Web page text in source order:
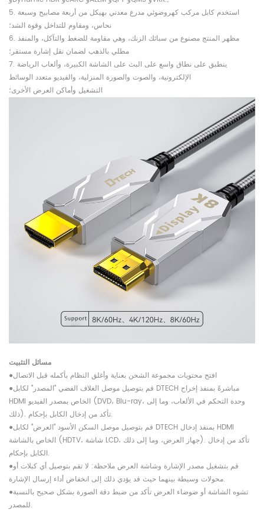
5. استخدم كابل مركب كهروضوئي مدرع معدني بهيكل من أربعة مصابيح وسبعة
نحاس، ومقاوم للتداخل وقوة الشد؛
6. مظهر المنتج مصنوع من سبائك الزنك، وهي مقاومة للضغط والتآكل، والمنفذ
مطلي بالذهب لضمان نقل إشارة مستقر؛
7. ينطبق على نطاق واسع على البث على الشاشة الكبيرة، وألعاب الرياضة
الإلكترونية، والصوت والصورة المنزلية، والفيديو متعدد الوسائط
التشغيل وأماكن العرض الأخرى؛
مسائل التثبيت
●افتح محتويات مجموعة الشحن بعناية وأغلق النظام بأكمله قبل الاتصال
●قم بتوصيل موصل الغلاف الفضي "المصدر" لكابل DTECH مباشرةً بمنفذ إخراج
HDMI الخاص بمصدر الفيديو (DVD، Blu-ray، وحدة التحكم في الألعاب، وما إلى
ذلك). تأكد من إدخال الكابل بإحكام.
●قم بتوصيل موصل السكن الأسود "العرض" لكابل DTECH بمنفذ إدخال HDMI
الخاص بالشاشة (HDTV، شاشة LCD، جهاز العرض، وما إلى ذلك). تأكد من إدخال
الكابل بإحكام.
●قم بتشغيل مصدر الإشارة وشاشة العرض ملاحظة: لا تقم بتوصيل أي كبلات أو
محولات وسيطة بينهما حيث قد يؤدي ذلك إلى انخفاض أداء إرسال الإشارة.
●تشوه الشاشة أو ضوضاء العرض تأكد من ضبط دقة الصورة بشكل صحيح بالنسبة
للمصدر.